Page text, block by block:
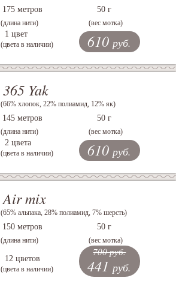
175 метров
(длина нити)
50 г
(вес мотка)
1 цвет
(цвета в наличии) 610 руб.
365 Yak
(66% хлопок, 22% полиамид, 12% як)
145 метров
(длина нити)
50 г
(вес мотка)
2 цвета
(цвета в наличии) 610 руб.
Air mix
(65% альпака, 28% полиамид, 7% шерсть)
150 метров
(длина нити)
50 г
(вес мотка)
12 цветов
(цвета в наличии)
700 руб.
441 руб.